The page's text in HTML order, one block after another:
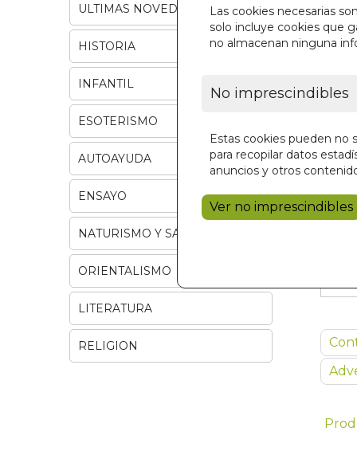
Las cookies necesarias
solo incluye cookies que
no almacenan ninguna
No imprescindibles
Estas cookies pueden no
para recopilar datos
anuncios y otros
Ver no imprescindibles
ULTIMAS NOVEDADES
HISTORIA
INFANTIL
ESOTERISMO
AUTOAYUDA
ENSAYO
NATURISMO Y SALUD
ORIENTALISMO
LITERATURA
RELIGION